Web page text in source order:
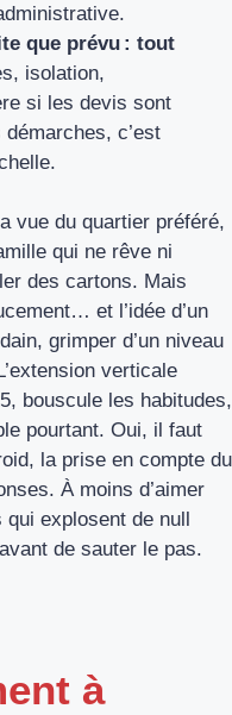
que prévu : tout
isolation,
si les devis sont
c’est
vue du quartier préféré,
qui ne rêve ni
des cartons. Mais
et l’idée d’un
grimper d’un niveau
verticale
bouscule les habitudes,
pourtant. Oui, il faut
la prise en compte du
À moins d’aimer
explosent de null
de sauter le pas.
à